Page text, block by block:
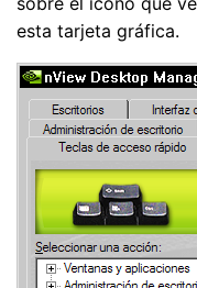
esta tarjeta gráfica.